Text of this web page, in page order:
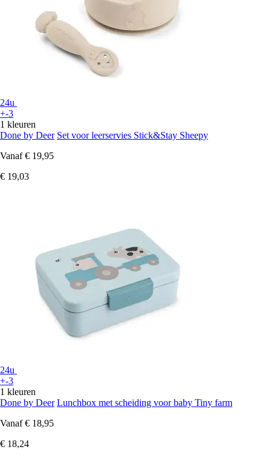
24u
+-3
1 kleuren
Done by Deer Set voor leerservies Stick&Stay Sheepy
Vanaf € 19,95
€ 19,03
24u
+-3
1 kleuren
Done by Deer Lunchbox met scheiding voor baby Tiny farm
Vanaf € 18,95
€ 18,24